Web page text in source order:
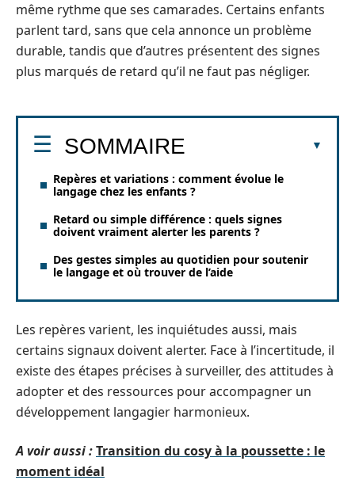
même rythme que ses camarades. Certains enfants
parlent tard, sans que cela annonce un problème
durable, tandis que d’autres présentent des signes
plus marqués de retard qu’il ne faut pas négliger.
SOMMAIRE
Repères et variations : comment évolue le
langage chez les enfants ?
Retard ou simple différence : quels signes
doivent vraiment alerter les parents ?
Des gestes simples au quotidien pour soutenir
le langage et où trouver de l’aide
Les repères varient, les inquiétudes aussi, mais
certains signaux doivent alerter. Face à l’incertitude, il
existe des étapes précises à surveiller, des attitudes à
adopter et des ressources pour accompagner un
développement langagier harmonieux.
A voir aussi :Transition du cosy à la poussette : le
moment idéal